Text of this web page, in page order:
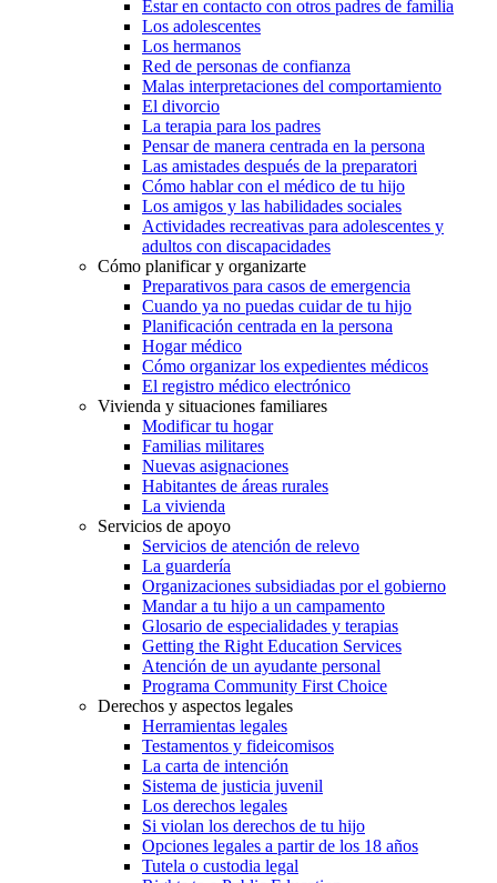
Estar en contacto con otros padres de familia
Los adolescentes
Los hermanos
Red de personas de confianza
Malas interpretaciones del comportamiento
El divorcio
La terapia para los padres
Pensar de manera centrada en la persona
Las amistades después de la preparatori
Cómo hablar con el médico de tu hijo
Los amigos y las habilidades sociales
Actividades recreativas para adolescentes y
adultos con discapacidades
Cómo planificar y organizarte
Preparativos para casos de emergencia
Cuando ya no puedas cuidar de tu hijo
Planificación centrada en la persona
Hogar médico
Cómo organizar los expedientes médicos
El registro médico electrónico
Vivienda y situaciones familiares
Modificar tu hogar
Familias militares
Nuevas asignaciones
Habitantes de áreas rurales
La vivienda
Servicios de apoyo
Servicios de atención de relevo
La guardería
Organizaciones subsidiadas por el gobierno
Mandar a tu hijo a un campamento
Glosario de especialidades y terapias
Getting the Right Education Services
Atención de un ayudante personal
Programa Community First Choice
Derechos y aspectos legales
Herramientas legales
Testamentos y fideicomisos
La carta de intención
Sistema de justicia juvenil
Los derechos legales
Si violan los derechos de tu hijo
Opciones legales a partir de los 18 años
Tutela o custodia legal